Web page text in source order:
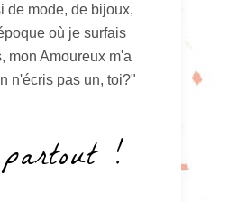
de mode, de bijoux,
où je surfais
mon Amoureux m'a
n'écris pas un, toi?"
!